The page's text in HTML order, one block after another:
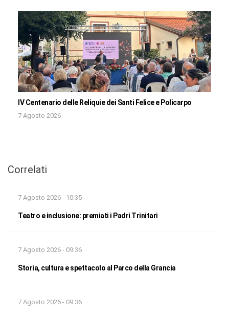
IV Centenario delle Reliquie dei Santi Felice e Policarpo
7 Agosto 2026
Correlati
7 Agosto 2026 - 10:35
Teatro e inclusione: premiati i Padri Trinitari
7 Agosto 2026 - 09:36
Storia, cultura e spettacolo al Parco della Grancia
7 Agosto 2026 - 09:36